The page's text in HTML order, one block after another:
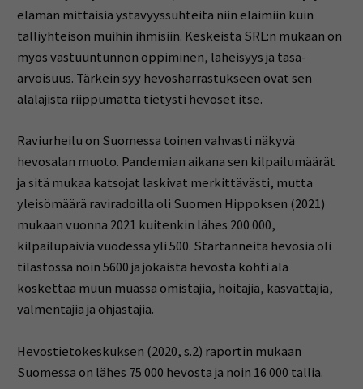
elämän mittaisia ystävyyssuhteita niin eläimiin kuin
talliyhteisön muihin ihmisiin. Keskeistä SRL:n mukaan on
myös vastuuntunnon oppiminen, läheisyys ja tasa-
arvoisuus. Tärkein syy hevosharrastukseen ovat sen
alalajista riippumatta tietysti hevoset itse.
Raviurheilu on Suomessa toinen vahvasti näkyvä
hevosalan muoto. Pandemian aikana sen kilpailumäärät
ja sitä mukaa katsojat laskivat merkittävästi, mutta
yleisömäärä raviradoilla oli Suomen Hippoksen (2021)
mukaan vuonna 2021 kuitenkin lähes 200 000,
kilpailupäiviä vuodessa yli 500. Startanneita hevosia oli
tilastossa noin 5600 ja jokaista hevosta kohti ala
koskettaa muun muassa omistajia, hoitajia, kasvattajia,
valmentajia ja ohjastajia.
Hevostietokeskuksen (2020, s.2) raportin mukaan
Suomessa on lähes 75 000 hevosta ja noin 16 000 tallia.